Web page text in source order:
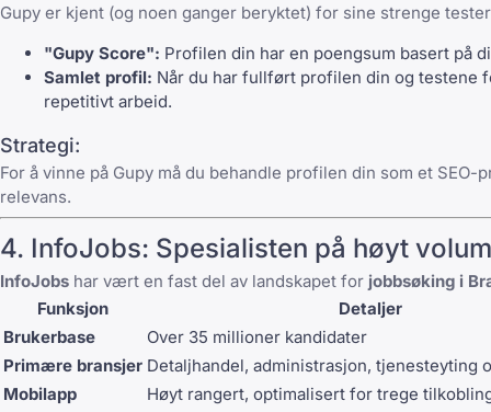
Gupy er kjent (og noen ganger beryktet) for sine strenge
"Gupy Score": Profilen din har en poengsum basert på
Samlet profil: Når du har fullført profilen din og testene
repetitivt arbeid.
Strategi:
For å vinne på Gupy må du behandle profilen din som et SEO-
relevans.
4. InfoJobs: Spesialisten på høyt volum
InfoJobs har vært en fast del av landskapet for jobbsøking i
Funksjon
Detaljer
Brukerbase
Over 35 millioner kandidater
Primære bransjer Detaljhandel, administrasjon, tjenesteyting
Mobilapp
Høyt rangert, optimalisert for trege